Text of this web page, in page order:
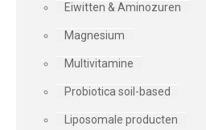
Eiwitten & Aminozuren
Magnesium
Multivitamine
Probiotica soil-based
Liposomale producten